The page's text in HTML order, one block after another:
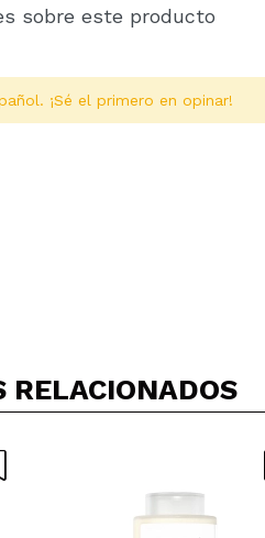
sobre este producto
¡Sé el primero en opinar!
RELACIONADOS